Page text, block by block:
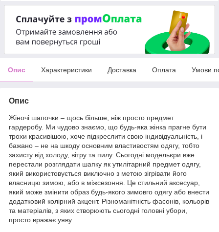
Опис Характеристики Доставка Оплата Умови
Опис
Жіночі шапочки – щось більше, ніж просто предмет
гардеробу. Ми чудово знаємо, що будь-яка жінка прагне бути
трохи красивішою, хоче підкреслити свою індивідуальність, і
бажано – не на шкоду основним властивостям одягу, тобто
захисту від холоду, вітру та пилу. Сьогодні модельєри вже
перестали розглядати шапку як утилітарний предмет одягу,
який використовується виключно з метою зігрівати його
власницю зимою, або в міжсезоння. Це стильний аксесуар,
який може змінити образ будь-якого зимовго одягу або внести
додатковий колірний акцент. Різноманітність фасонів, кольорів
та матеріалів, з яких створюють сьогодні головні убори,
просто вражає уяву.